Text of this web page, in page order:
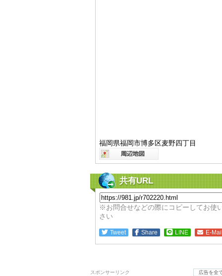
福岡県福岡市博多区麦野四丁目
共有URL
※お問合せなどの際にコピーしてお使
さい
Tweet Share LINE E-
スポンサーリンク 広告を全